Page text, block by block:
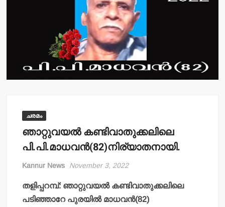
ചരമം
ഞാറ്റുവയല്‍ കണ്ടിവാതുക്കലിലെ
പി.പി.മാധവന്‍(82)നിര്യാതനായി.
Kannur News November 3, 2022
തളിപ്പറമ്പ്: ഞാറ്റുവയല്‍ കണ്ടിവാതുക്കലിലെ
പടിഞ്ഞാറേ പുരയില്‍ മാധവന്‍(82)